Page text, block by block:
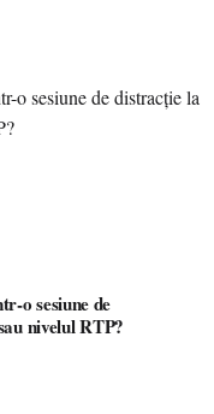
o sesiune de
nivelul RTP?